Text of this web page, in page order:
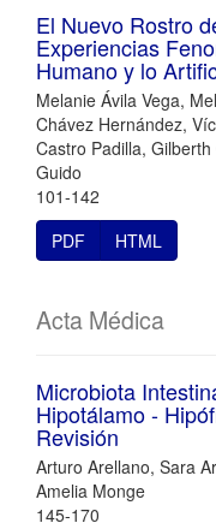
El Nuevo Rostro
Experiencias
Humano y lo
Melanie Ávila Vega,
Chávez Hernández,
Castro Padilla,
Guido
101-142
PDF
HTML
Acta Médica
Microbiota
Hipotálamo -
Revisión
Arturo Arellano, Sara
Amelia Monge
145-170